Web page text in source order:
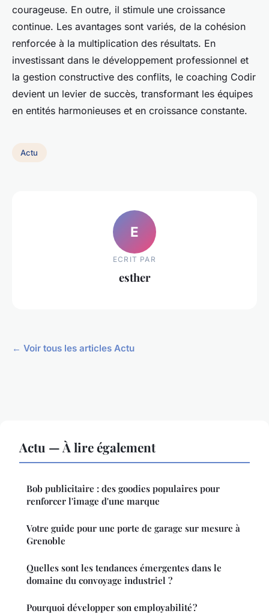
courageuse. En outre, il stimule une croissance
continue. Les avantages sont variés, de la cohésion
renforcée à la multiplication des résultats. En
investissant dans le développement professionnel et
la gestion constructive des conflits, le coaching Codir
devient un levier de succès, transformant les équipes
en entités harmonieuses et en croissance constante.
Actu
E
ECRIT PAR
esther
← Voir tous les articles Actu
Actu — À lire également
Bob publicitaire : des goodies populaires pour
renforcer l'image d'une marque
Votre guide pour une porte de garage sur mesure à
Grenoble
Quelles sont les tendances émergentes dans le
domaine du convoyage industriel ?
Pourquoi développer son employabilité ?